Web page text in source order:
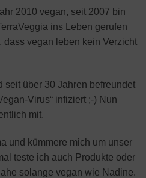
2010 vegan, seit 2007 bin
ins Leben gerufen
vegan leben kein Verzicht
seit über 30 Jahren befreundet
Virus“ infiziert ;-) Nun
mit.
und kümmere mich um unser
teste ich auch Produkte oder
solange vegan wie Nadine.